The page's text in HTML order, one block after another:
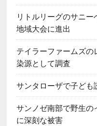
リトルリーグのサニ
地域大会に進出
テイラーファームズ
染源として調査
サンタローザで子ども
サンノゼ南部で野生
に深刻な被害